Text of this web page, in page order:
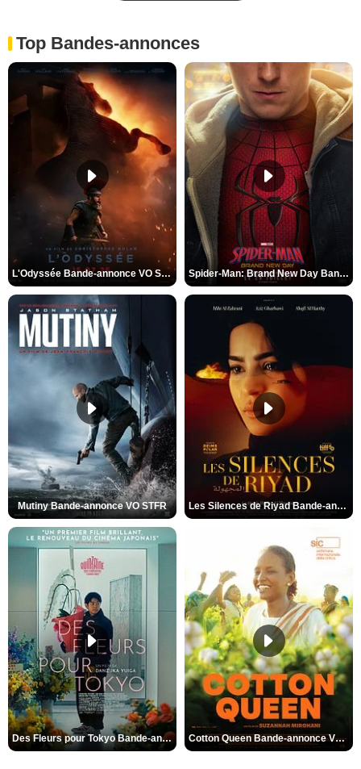
Top Bandes-annonces
L'Odyssée Bande-annonce VO STFR Spider-Man: Brand New Day Bande-annonce VO STFR
Mutiny Bande-annonce VO STFR Les Silences de Riyad Bande-annonce VO STFR
Des Fleurs pour Tokyo Bande-annonce VO STFR Cotton Queen Bande-annonce VO STFR